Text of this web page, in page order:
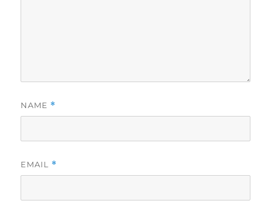
NAME *
EMAIL *